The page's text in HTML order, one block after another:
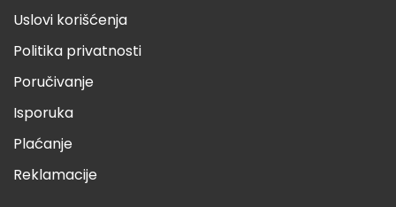
Uslovi korišćenja
Politika privatnosti
Poručivanje
Isporuka
Plaćanje
Reklamacije